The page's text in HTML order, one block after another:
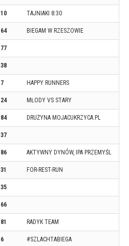
10 TAJNIAKI 8:30
64 BIEGAM W RZESZOWIE
77
38
7 HAPPY RUNNERS
24 MŁODY VS STARY
84 DRUŻYNA MOJACUKRZYCA.PL
37
86 AKTYWNY DYNÓW, IPA PRZEMYŚL
31 FOR-REST-RUN
35
66
81 RADYK TEAM
6 #SZLACHTABIEGA